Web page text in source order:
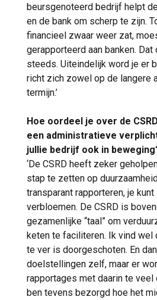
beursgenoteerd bedrijf helpt
en de bank om scherp te zijn.
financieel zwaar weer zat,
gerapporteerd aan banken. Dat
steeds. Uiteindelijk word je er
richt zich zowel op de langere
termijn.’
Hoe oordeel je over de
een administratieve
jullie bedrijf ook in
‘De CSRD heeft zeker
stap te zetten op
transparant rapporteren, je
verbloemen. De CSRD is
gezamenlijke “taal” om
keten te faciliteren. Ik vind wel
te ver is doorgeschoten. En
doelstellingen zelf, maar er
rapportages met daarin te
ben tevens bezorgd hoe het